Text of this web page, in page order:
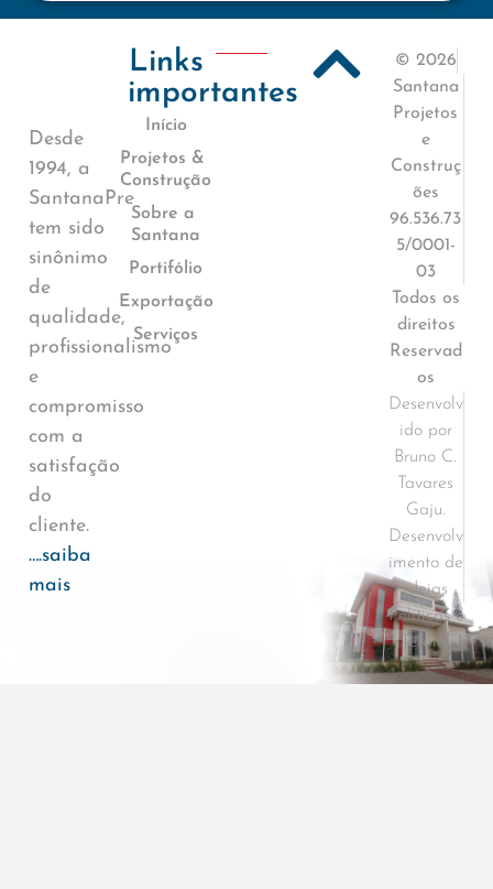
Desde
1994, a
SantanaPre
tem sido
sinônimo
de
qualidade,
profissionalismo
e
compromisso
com a
satisfação
do
cliente.
….saiba
mais
Links
importantes
Início
Projetos &
Construção
Sobre a
Santana
Portifólio
Exportação
Serviços
© 2026
Santana
Projetos
e
Construç
ões
96.536.73
5/0001-
03
Todos os
direitos
Reservad
os
Desenvolv
ido por
Bruno C.
Tavares
Gaju.
Desenvolv
imento de
ideias
Políticas e
Termos